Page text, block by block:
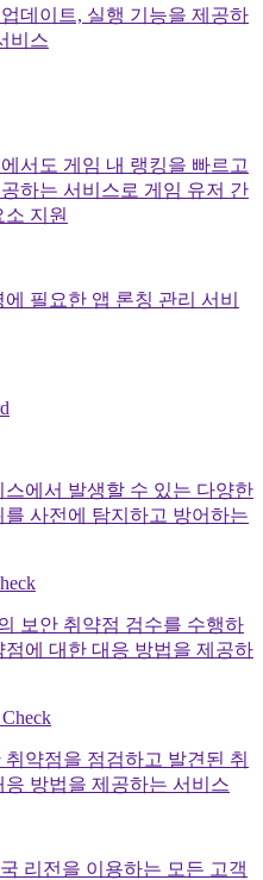
데이트, 실행 기능을 제공하
비스
서도 게임 내 랭킹을 빠르고
하는 서비스로 게임 유저 간
지원
필요한 앱 론칭 관리 서비
스에서 발생할 수 있는 다양한
를 사전에 탐지하고 방어하는
보안 취약점 검수를 수행하
점에 대한 대응 방법을 제공하
약점을 점검하고 발견된 취
응 방법을 제공하는 서비스
리전을 이용하는 모든 고객